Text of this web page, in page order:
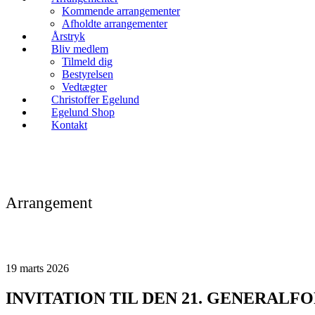
Kommende arrangementer
Afholdte arrangementer
Årstryk
Bliv medlem
Tilmeld dig
Bestyrelsen
Vedtægter
Christoffer Egelund
Egelund Shop
Kontakt
Arrangement
19 marts 2026
INVITATION TIL DEN 21.